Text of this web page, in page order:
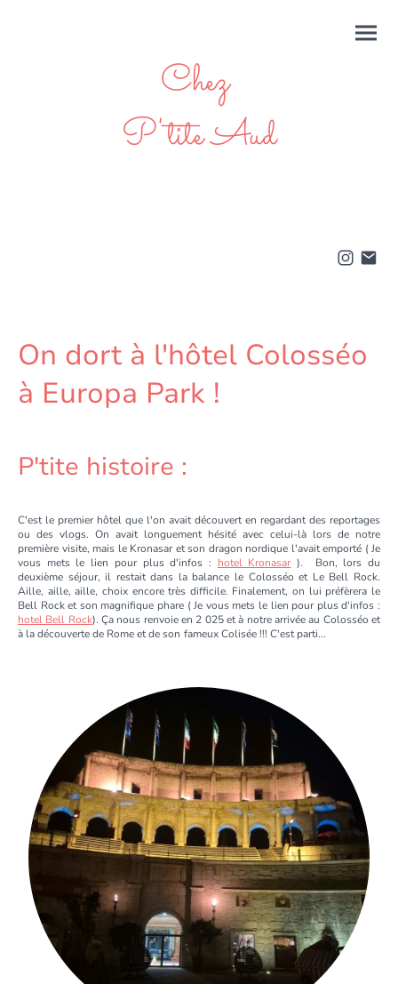
Chez
P'tite Aud
On dort à l'hôtel Colosséo
à Europa Park !
P'tite histoire :
C'est le premier hôtel que l'on avait découvert en regardant des reportages
ou des vlogs. On avait longuement hésité avec celui-là lors de notre
première visite, mais le Kronasar et son dragon nordique l'avait emporté ( Je
vous mets le lien pour plus d'infos : hotel Kronasar ). Bon, lors du
deuxième séjour, il restait dans la balance le Colosséo et Le Bell Rock.
Aille, aille, aille, choix encore très difficile. Finalement, on lui préfèrera le
Bell Rock et son magnifique phare ( Je vous mets le lien pour plus d'infos :
hotel Bell Rock). Ça nous renvoie en 2 025 et à notre arrivée au Colosséo et
à la découverte de Rome et de son fameux Colisée !!! C'est parti...